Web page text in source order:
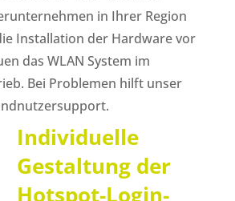
in Ihrer Region
Installation der Hardware vor
das WLAN System im
Bei Problemen hilft unser
Individuelle
Gestaltung der
Hotspot-Login-